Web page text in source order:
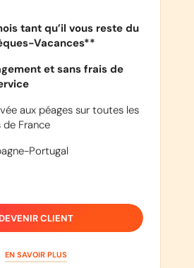
tant qu’il vous reste du
Vacances**
et sans frais de
aux péages sur toutes les
France
Portugal
DEVENIR CLIENT
EN SAVOIR PLUS